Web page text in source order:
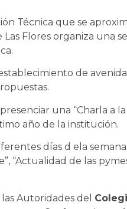
Técnica que se
Flores organiza una
de
una “Charla a
año de la institución.
días d ela
“Actualidad de las
Autoridades del